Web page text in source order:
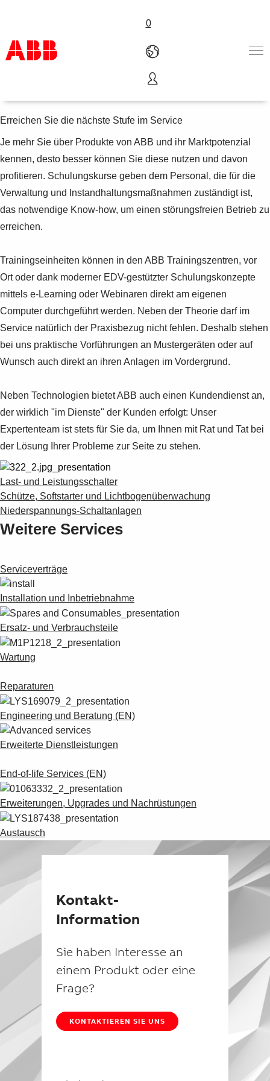
0
Produkte und Leistungen
Über uns
Vertriebspartner finden
Kontakt
Karriere
See more products
Shopping list preview
0
Erreichen Sie die nächste Stufe im Service
Je mehr Sie über Produkte von ABB und ihr Marktpotenzial
kennen, desto besser können Sie diese nutzen und davon
profitieren. Schulungskurse geben dem Personal, die für die
Verwaltung und Instandhaltungsmaßnahmen zuständigt ist,
das notwendige Know-how, um einen störungsfreien Betrieb zu
erreichen.
Trainingseinheiten können in den ABB Trainingszentren, vor
Ort oder dank moderner EDV-gestützter Schulungskonzepte
mittels e-Learning oder Webinaren direkt am eigenen
Computer durchgeführt werden. Neben der Theorie darf im
Service natürlich der Praxisbezug nicht fehlen. Deshalb stehen
bei uns praktische Vorführungen an Mustergeräten oder auf
Wunsch auch direkt an ihren Anlagen im Vordergrund.
Neben Technologien bietet ABB auch einen Kundendienst an,
der wirklich "im Dienste" der Kunden erfolgt: Unser
Expertenteam ist stets für Sie da, um Ihnen mit Rat und Tat bei
der Lösung Ihrer Probleme zur Seite zu stehen.
Last- und Leistungsschalter
Schütze, Softstarter und Lichtbogenüberwachung
Niederspannungs-Schaltanlagen
Weitere Services
Serviceverträge
Installation und Inbetriebnahme
Ersatz- und Verbrauchsteile
Wartung
Reparaturen
Engineering und Beratung (EN)
Erweiterte Dienstleistungen
End-of-life Services (EN)
Erweiterungen, Upgrades und Nachrüstungen
Austausch
Kontakt-
Information
Sie haben Interesse an
einem Produkt oder eine
Frage?
KONTAKTIEREN SIE UNS